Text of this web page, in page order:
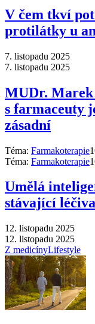
V čem tkví
protilátky u
7. listopadu 2025
7. listopadu 2025
MUDr. Marek
s farmaceuty
zásadní
Téma: Farmakoterapie
Téma: Farmakoterapie
Umělá
stávající
12. listopadu 2025
12. listopadu 2025
Z medicínyLifestyle